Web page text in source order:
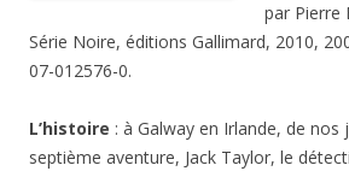
par Pierre
Série Noire, éditions Gallimard, 2010,
07-012576-0.
L’histoire : à Galway en Irlande, de
septième aventure, Jack Taylor, le